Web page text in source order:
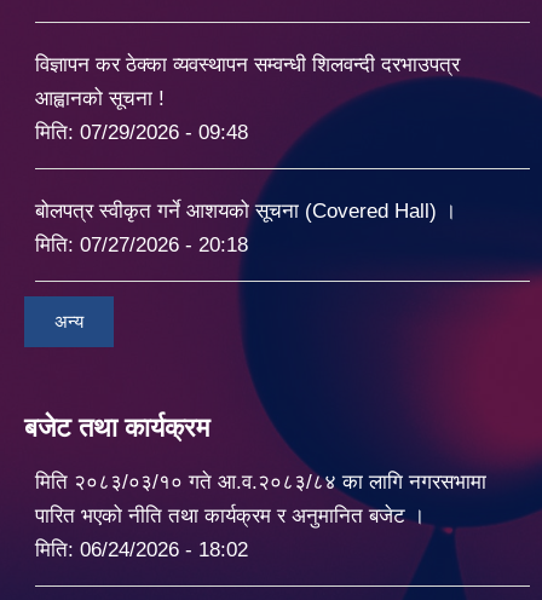
विज्ञापन कर ठेक्का व्यवस्थापन सम्वन्धी शिलवन्दी दरभाउपत्र
आह्वानको सूचना !
मिति: 07/29/2026 - 09:48
बोलपत्र स्वीकृत गर्ने आशयको सूचना (Covered Hall) ।
मिति: 07/27/2026 - 20:18
अन्य
बजेट तथा कार्यक्रम
मिति २०८३/०३/१० गते आ.व.२०८३/८४ का लागि नगरसभामा
पारित भएको नीति तथा कार्यक्रम र अनुमानित बजेट ।
मिति: 06/24/2026 - 18:02